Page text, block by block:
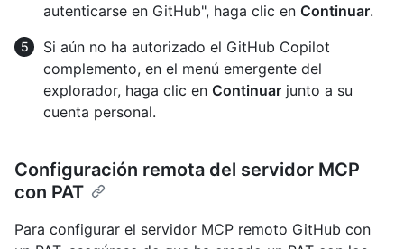
autenticarse en GitHub", haga clic en Continuar.
Si aún no ha autorizado el GitHub Copilot
complemento, en el menú emergente del
explorador, haga clic en Continuar junto a su
cuenta personal.
Configuración remota del servidor MCP
con PAT
Para configurar el servidor MCP remoto GitHub con